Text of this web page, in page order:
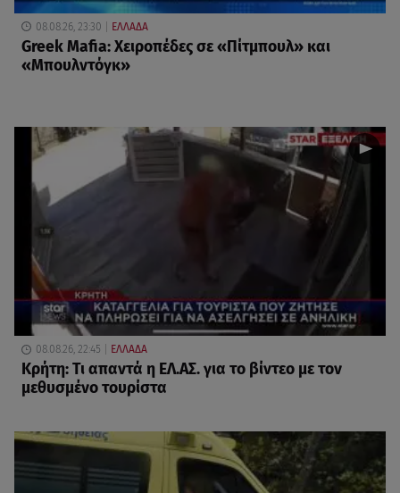
08.08.26, 23:30 ΕΛΛΑΔΑ
Greek Mafia: Χειροπέδες σε «Πίτμπουλ» και
«Μπουλντόγκ»
08.08.26, 22:45 ΕΛΛΑΔΑ
Κρήτη: Τι απαντά η ΕΛ.ΑΣ. για το βίντεο με τον
μεθυσμένο τουρίστα